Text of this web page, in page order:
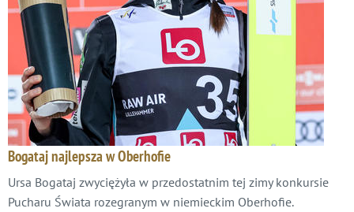
Bogataj najlepsza w Oberhofie
Ursa Bogataj zwyciężyła w przedostatnim tej zimy konkursie
Pucharu Świata rozegranym w niemieckim Oberhofie.